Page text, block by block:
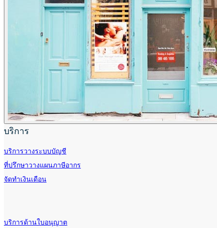
บริการ
บริการวางระบบบัญชี
ที่ปรึกษาวางแผนภาษีอากร
จัดทำเงินเดือน
บริการด้านใบอนุญาต